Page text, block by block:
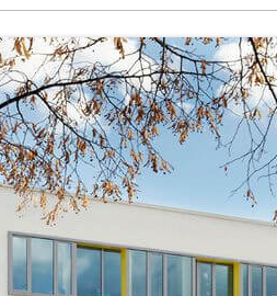
M-STUFEN
MUSIK
SPORT
SCHULGARTEN
SPONSOREN